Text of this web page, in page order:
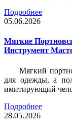
Подробнее
05.06.2026
Мягкие
Инструмент
Мягкий
для одежды, а
имитирующий
Подробнее
28.05.2026